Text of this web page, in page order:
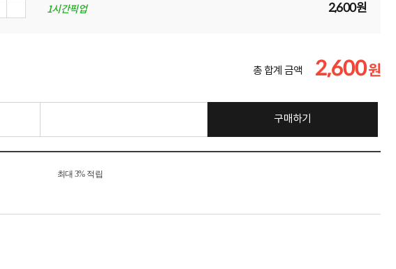
1시간픽업 2,600원
총 합계 금액 2,600원
구매하기
최대 3% 적립